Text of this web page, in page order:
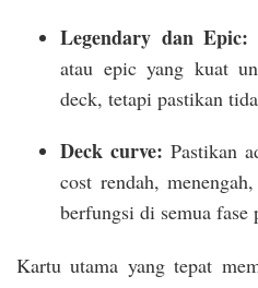
Legendary dan Epic:
atau epic yang kuat
deck, tetapi pastikan
Deck curve: Pastikan
cost rendah,
berfungsi di semua fase
Kartu utama yang tepat